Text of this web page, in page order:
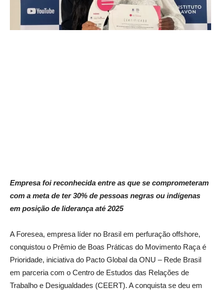
Empresa foi reconhecida entre as que se comprometeram
com a meta de ter 30% de pessoas negras ou indígenas
em posição de liderança até 2025
A Foresea, empresa líder no Brasil em perfuração offshore,
conquistou o Prêmio de Boas Práticas do Movimento Raça é
Prioridade, iniciativa do Pacto Global da ONU – Rede Brasil
em parceria com o Centro de Estudos das Relações de
Trabalho e Desigualdades (CEERT). A conquista se deu em